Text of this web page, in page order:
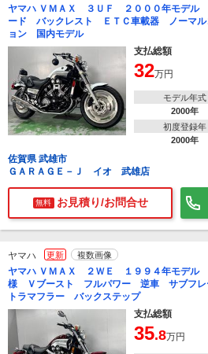
ヤマハ ＶＭＡＸ ３ＵＦ ２０００年モデル
ード バックレスト ＥＴＣ車載器 ノーマル
ョン 国内モデル
支払総額
32万円
モデル年式
2000年
初度登録年
2000年
佐賀県 武雄市
ＧＡＲＡＧＥ－Ｊ イオ 武雄店
無料 お見積り/お問合せ
ヤマハ 更新 複数画像
ヤマハ ＶＭＡＸ ２ＷＥ １９９４年モデル
様 Ｖブースト フルパワー 逆車 サブフ
トラマフラー バックステップ
支払総額
35.8万円